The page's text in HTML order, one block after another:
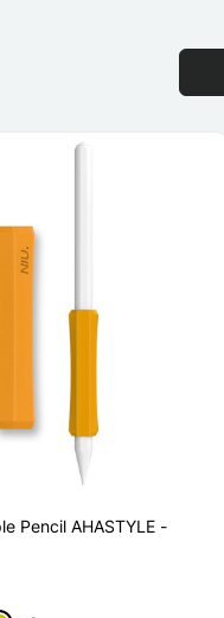
Pencil AHASTYLE -